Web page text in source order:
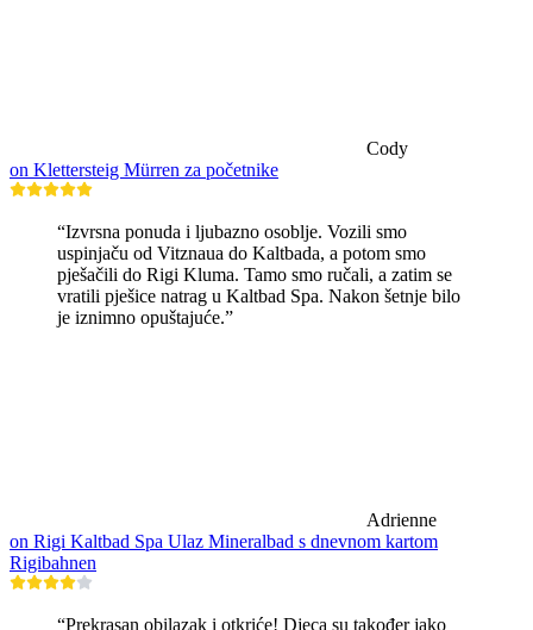
Cody
on Klettersteig Mürren za početnike
“Izvrsna ponuda i ljubazno osoblje. Vozili smo
uspinjaču od Vitznaua do Kaltbada, a potom smo
pješačili do Rigi Kluma. Tamo smo ručali, a zatim se
vratili pješice natrag u Kaltbad Spa. Nakon šetnje bilo
je iznimno opuštajuće.”
Adrienne
on Rigi Kaltbad Spa Ulaz Mineralbad s dnevnom kartom
Rigibahnen
“Prekrasan obilazak i otkriće! Djeca su također jako